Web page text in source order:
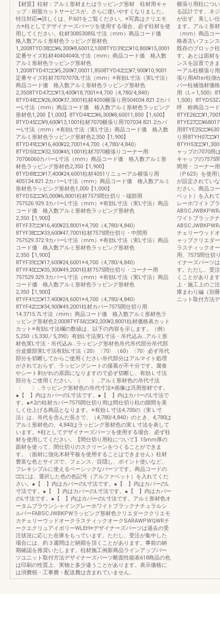
【材質】柱材：アルミ形材またはラッピング形材 柱材用キャ
ップ：樹脂カットサービスが、さらに使いやすくなりました。
特注対応➡詳しくは、P.601をご覧ください。※写真はクリエモ
カ※柱としてデザイナーズパーツを使用する場合、必ず柱材を使
用してください。柱材30853085L寸法（mm）商品コード価
格入数アルミ形材色ラッピング形材色
1,2008TYD38□□¥6,300¥8,60012,1008TYD39□□¥10,800¥15,0001
定番サイズ柱材40404040L寸法（mm）商品コード価 格入数
アルミ形材色ラッピング形材色
1,2008TYD41□□¥5,200¥7,00011,8508TYD42□□¥7,900¥10,9001
定番サイズ柱材70707070L寸法（mm）※有効L寸法（実L寸法）
商品コード価 格入数アルミ形材色ラッピング形材色
2,3508TYD47□□¥13,400¥18,7001※4,700（4,780/4,840）
8TYD48□□¥26,800¥37,3001柱材4050横張り用504034.821.2カバ
ーL寸法（mm）商品コード価 格入数アルミ形材色ラッピング
形材色1,200【1,000】8TYD44□□¥6,300¥8,60011,850【1,600】
8TYD45□□¥9,600¥13,1001柱材7070横張り用707034.821.2カバ
ーL寸法（mm）※有効L寸法（実L寸法）商品コード価 格入数
アルミ形材色ラッピング形材色2,350【1,900】
8TYD49□□¥16,400¥22,7001※4,700（4,780/4,840）
8TYD50□□¥32,500¥45,1001柱材7070横張りコーナー用
70706060カバーL寸法（mm）商品コード価 格入数アルミ形
材色ラッピング形材色2,350【1,900】
8TYD88□□¥17,400¥24,6001柱材4051リニューアル横張り用
405134.821.2カバーL寸法（mm）商品コード価 格入数アルミ
形材色ラッピング形材色1,000【1,000】
8TYD52□□¥5,000¥6,8001柱材7575間仕切り・端部用
757526.929.3カバーL寸法（mm）※有効L寸法（実L寸法）商品
コード価 格入数アルミ形材色ラッピング形材色
2,350【1,900】
8TYF37□□¥16,400¥23,8001※4,700（4,780/4,840）
8TYF38□□¥33,600¥47,7001柱材7575間仕切り・中間用
757529.372.9カバーL寸法（mm）※有効L寸法（実L寸法）商品
コード価 格入数アルミ形材色ラッピング形材色
2,350【1,900】
8TYF39□□¥17,600¥24,6001※4,700（4,780/4,840）
8TYF40□□¥35,300¥49,2001柱材7575間仕切り・コーナー用
757529.329.3カバーL寸法（mm）※有効L寸法（実L寸法）商品
コード価 格入数アルミ形材色ラッピング形材色
2,350【1,900】
8TYF41□□¥17,400¥24,6001※4,700（4,780/4,840）
8TYF42□□¥34,900¥49,2001柱材カバー7575間仕切り用
14.3715.7L寸法（mm）商品コード価 格入数アルミ形材色ラ
ッピング形材色2,0008TYF56□□¥2,200¥2,8001柱材価格表カット
カット※有効L寸法欄の数値は、以下の内容を示します。（例）
5,250（5,330／5,390）有効L寸法実L寸法・吊代込み…アルミ形
材色実L寸法・吊代込み…ラッピング形材色吊代吊代部分吊代部
分皮膜部実L寸法有効L寸法（20）〈70〉（60）〈70〉必ず吊代
部分を切断してからご使用ください吊代部分はアルマイト処理
がされておらず、ラッピングシートの接着が不十分です。腐食
やシート剥がれの原因になりますので必ず切断し、有効Ｌ寸法
部分をご使用ください。（ ）…アルミ形材色の吊代寸法
〈 〉…ラッピング形材色の吊代寸法※画像は汎用形材です。
●【 】内はカバーのL寸法です。●【 】内はカバーのL寸法で
す。●※2の柱材カバー7575間仕切り用は間仕切り柱の隙間を美
しく仕上げる商品となります。※有効Ｌ寸法4,700の（実Ｌ寸
法）は、吊代を含んだ長さで、（4,780/4,840）のとき、4,780は
アルミ形材色の、4,840はラッピング形材色の実Ｌ寸法を表して
います。※柱としてデザイナーズパーツを使用する場合、必ず柱
材を使用してください。【間仕切り用柱について】15mm厚の
面材を使って、間仕切りのスクリーンをつくることができま
す。（面材に強化木材平板を使用することはできません）柱材
豊富な色とサイズで、フェンス、目隠し、ポイント使いなど、
フレキシブルに使えるベーシックなパーツです。商品コードの
□□には、選択した色の色記号（アルファベット）を入れてくだ
さい。●【 】内はカバーのL寸法です。●【 】内はカバーのL
寸法です。●【 】内はカバーのL寸法です。●【 】内はカバー
のL寸法です。●【 】内はカバーのL寸法です。アルミ形材色オ
ータムブラウンシャイングレーホワイトブラックナチュラルシ
ルバーFABSCJWBKPWラッピング形材色クリエダーククリエモ
カチェリーウッドオークラスティックオークSARAWPWQWRチ
ークエクリュアイボリーWLEH※デザイナーズパーツは過去の受
注状況に応じた在庫をもっています。ただし、受注が集中した
場合には、約３週間ほど納期を頂くことがあります。事前の納
期確認を推奨いたします。柱材施工例新商品ラインアップパー
ツユニット取付方法デザイナーズパーツ断面性能表618商品の色
は印刷の性質上、実物と多少違うことがあります。表示価格に
は消費税・工事費・配送費は含まれていません。
横張り用柱につ
る設計です。ネ
が出ず、美しい
ます。アルミ形
（mm）商品コ
格表古いフェン
既存のブロック
す。あとは面材
ンスを設置でき
ーアル柱横張り
張り用After柱側
バー柱補強材価
用（L＝1,500）
1,500）
呼 称商品コー
用
り用
ャップの7070用
キャップの7575
間用・コーナー
（P.623）を使
が設定されてい
ださい。商品コ
ベット）を入れ
レーホワイトブ
ワイトブラック
チェリーウッド
ャップクリエダ
ラスティックオ
用、7575間仕切
イナーズパーツ
す。ただし、受
くことがありま
上・施工上のご
庫まわり編（別
ニット取付方法